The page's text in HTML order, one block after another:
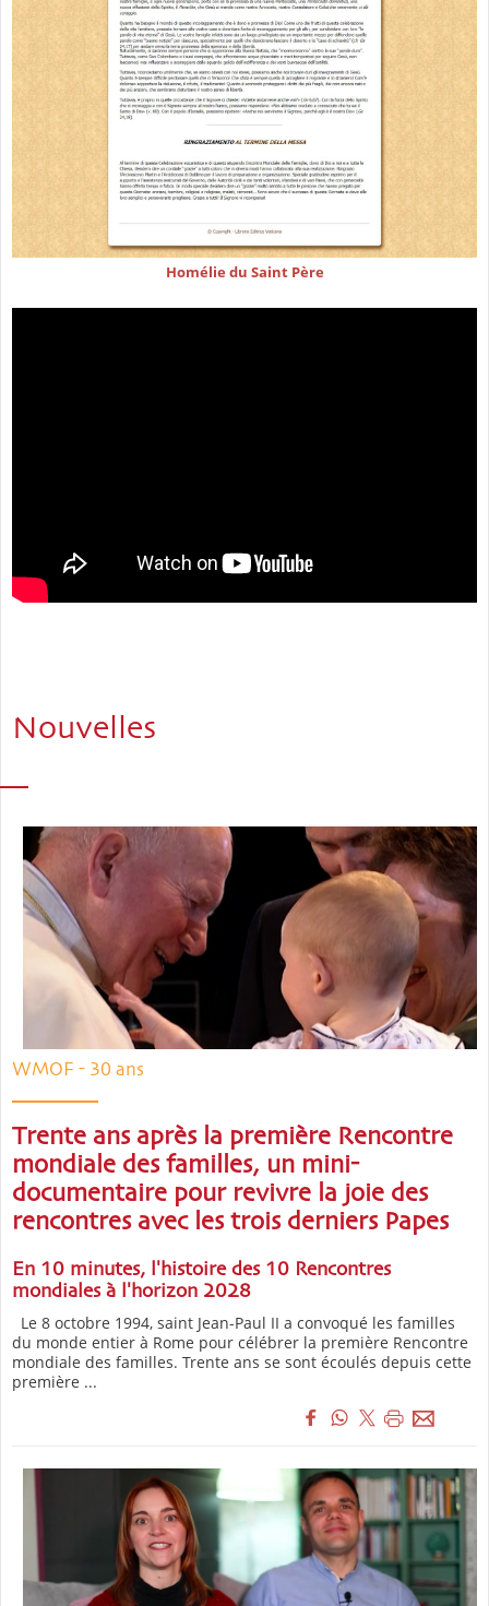
Homélie du Saint Père
Nouvelles
WMOF - 30 ans
Trente ans après la première Rencontre
mondiale des familles, un mini-
documentaire pour revivre la joie des
rencontres avec les trois derniers Papes
En 10 minutes, l'histoire des 10 Rencontres
mondiales à l'horizon 2028
Le 8 octobre 1994, saint Jean-Paul II a convoqué les familles
du monde entier à Rome pour célébrer la première Rencontre
mondiale des familles. Trente ans se sont écoulés depuis cette
première ...